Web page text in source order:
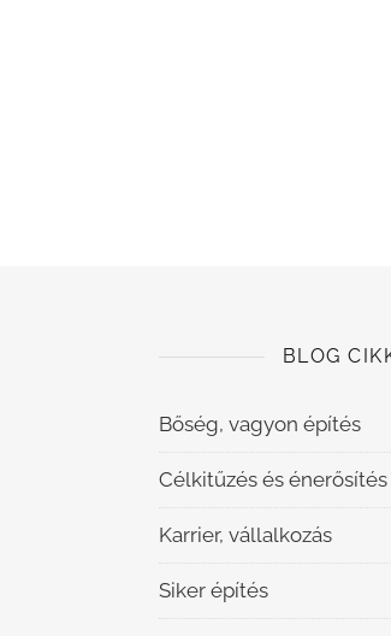
BLOG
Bőség, vagyon építés
Célkitűzés és énerősítés
Karrier, vállalkozás
Siker építés